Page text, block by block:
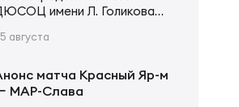
имени Л. Голикова
Сергеевича
участие более 20
в трех возрастных
августа
матча Красный Яр-м
МАР-Слава